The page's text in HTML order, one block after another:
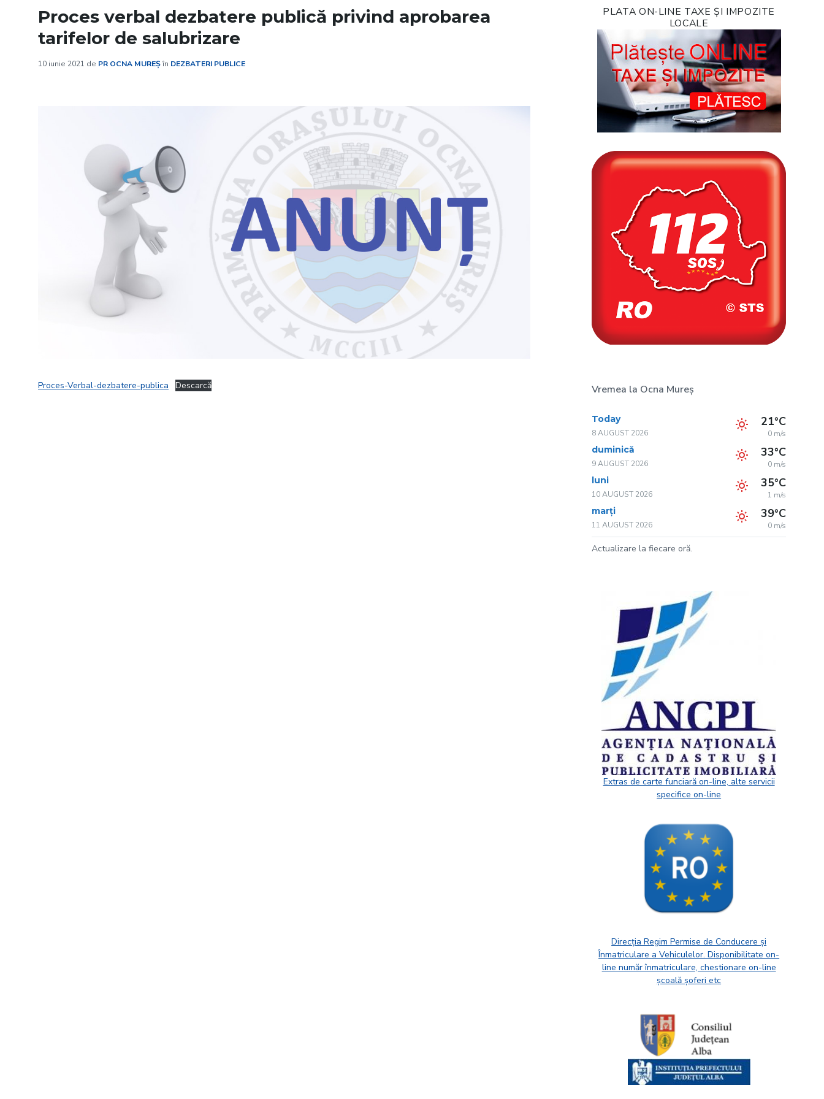
Proces verbal dezbatere publică privind aprobarea
tarifelor de salubrizare
10 iunie 2021 de PR OCNA MUREȘîn DEZBATERI PUBLICE
Proces-Verbal-dezbatere-publica Descarcă
PLATA ON-LINE TAXE ȘI IMPOZITE
LOCALE
Vremea la Ocna Mureș
Today
8 AUGUST 2026
21°C
0 m/s
duminică
9 AUGUST 2026
33°C
0 m/s
luni
10 AUGUST 2026
35°C
1 m/s
marți
11 AUGUST 2026
39°C
0 m/s
Actualizare la fiecare oră.
Extras de carte funciară on-line, alte servicii
specifice on-line
Direcția Regim Permise de Conducere și
Înmatriculare a Vehiculelor. Disponibilitate on-
line număr înmatriculare, chestionare on-line
școală șoferi etc